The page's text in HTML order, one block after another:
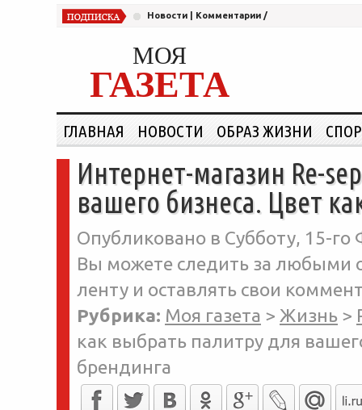
Новости Комментарии /
МОЯ
ГАЗЕТА
ГЛАВНАЯ НОВОСТИ ОБРАЗ ЖИЗНИ
Интернет-магазин Re-
вашего бизнеса. Цвет
Опубликовано в Субботу, 15-го
Вы можете следить за любыми
ленту и оставлять свои
Рубрика: Моя газета > Жизнь >
как выбрать палитру для
брендинга